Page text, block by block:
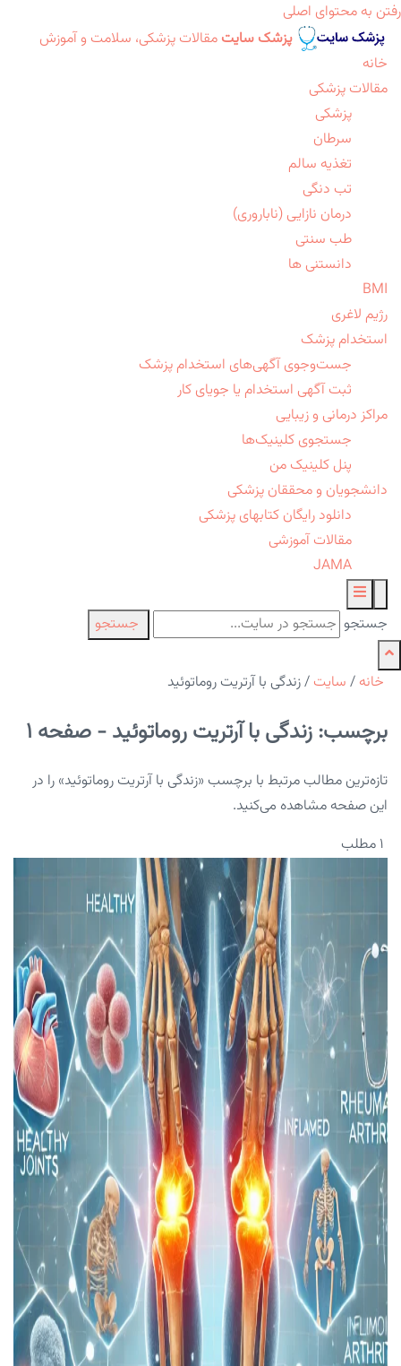
رفتن به محتوای اصلی
پزشک سایت مقالات پزشکی، سلامت و آموزش
خانه
مقالات پزشکی
پزشکی
سرطان
تغذیه سالم
تب دنگی
درمان نازایی (ناباروری)
طب سنتی
دانستنی ها
BMI
رژیم لاغری
استخدام پزشک
جست‌وجوی آگهی‌های استخدام پزشک
ثبت آگهی استخدام یا جویای کار
مراکز درمانی و زیبایی
جستجوی کلینیک‌ها
پنل کلینیک من
دانشجویان و محققان پزشکی
دانلود رایگان کتابهای پزشکی
مقالات آموزشی
JAMA
جستجو جستجو
خانه / سایت /زندگی با آرتریت روماتوئید
برچسب: زندگی با آرتریت روماتوئید - صفحه 1
تازه‌ترین مطالب مرتبط با برچسب «زندگی با آرتریت روماتوئید» را در
این صفحه مشاهده می‌کنید.
۱ مطلب